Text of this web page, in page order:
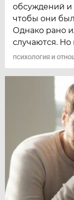
обсуждений и
чтобы они
Однако рано
случаются.
ПСИХОЛОГИЯ И